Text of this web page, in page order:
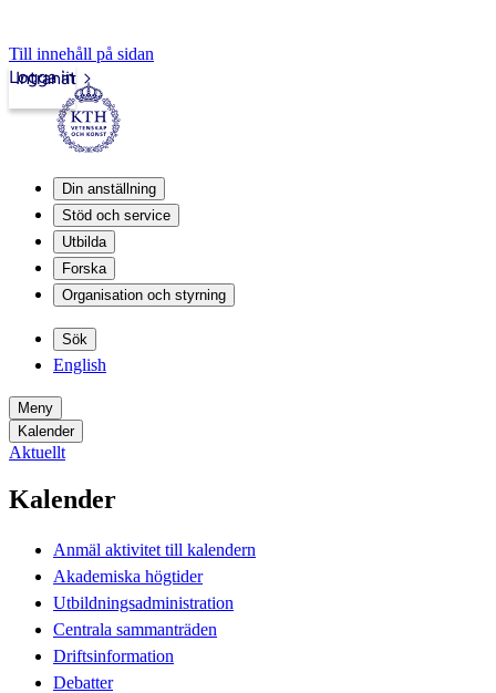
Till innehåll på sidan
Intranät
Logga in
Din anställning
Stöd och service
Utbilda
Forska
Organisation och styrning
Sök
English
Meny
Kalender
Aktuellt
Kalender
Anmäl aktivitet till kalendern
Akademiska högtider
Utbildningsadministration
Centrala sammanträden
Driftsinformation
Debatter